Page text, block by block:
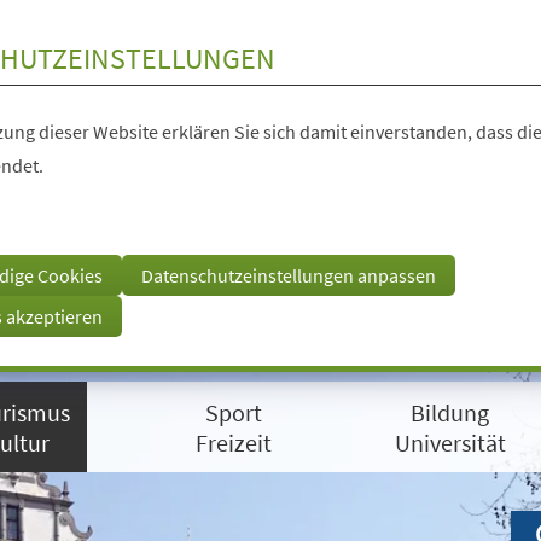
dieser Website erklären Sie sich damit einverstanden, dass
Cookies
Datenschutzeinstellungen anpassen
akzeptieren
Sport
Freizeit
Bildung
Universität